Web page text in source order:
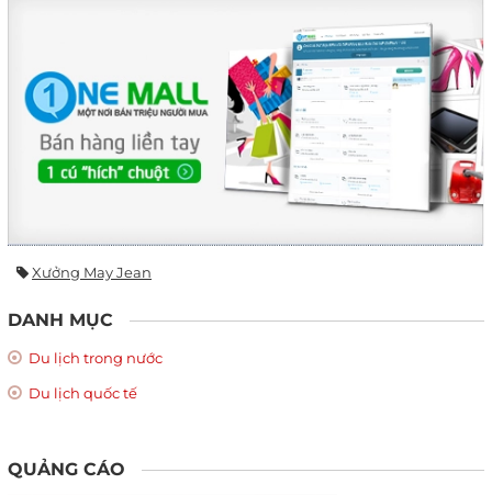
Xưởng May Jean
DANH MỤC
Du lịch trong nước
Du lịch quốc tế
QUẢNG CÁO